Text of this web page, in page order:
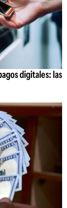
digitales: las